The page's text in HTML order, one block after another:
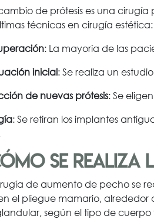
de prótesis es una
técnicas en cirugía estética:
: La mayoría de las
inicial: Se realiza un
de nuevas prótesis: Se
: Se retiran los implantes
se
de aumento de pecho se
el pliegue mamario, alrededor
según el tipo de